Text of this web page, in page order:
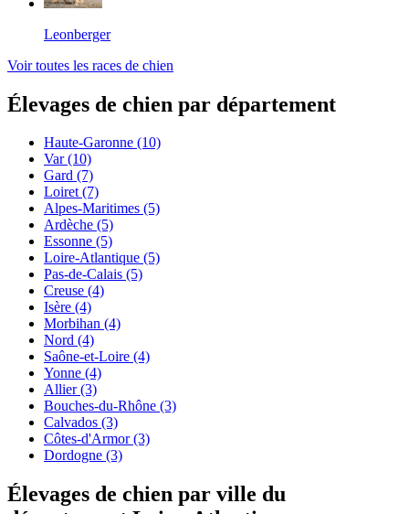
Leonberger
Voir toutes les races de chien
Élevages de chien par département
Haute-Garonne (10)
Var(10)
Gard (7)
Loiret(7)
Alpes-Maritimes (5)
Ardèche (5)
Essonne (5)
Loire-Atlantique (5)
Pas-de-Calais (5)
Creuse (4)
Isère (4)
Morbihan (4)
Nord (4)
Saône-et-Loire (4)
Yonne (4)
Allier(3)
Bouches-du-Rhône (3)
Calvados (3)
Côtes-d'Armor(3)
Dordogne (3)
Élevages de chien par ville du